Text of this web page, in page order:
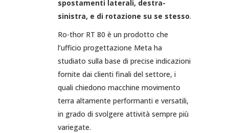
spostamenti laterali, destra-
sinistra, e di rotazione su se stesso.
Ro-thor RT 80 è un prodotto che
l’ufficio progettazione Meta ha
studiato sulla base di precise indicazioni
fornite dai clienti finali del settore, i
quali chiedono macchine movimento
terra altamente performanti e versatili,
in grado di svolgere attività sempre più
variegate.